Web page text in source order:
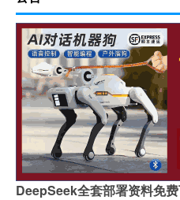
DeepSeek全套部署资料免